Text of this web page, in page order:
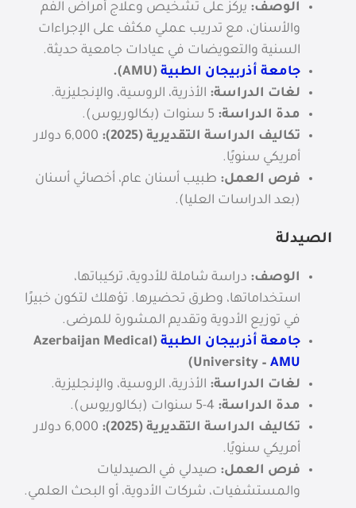
الوصف: يركز على تشخيص وعلاج أمراض الفم
والأسنان، مع تدريب عملي مكثف على الإجراءات
السنية والتعويضات في عيادات جامعية حديثة.
جامعة أذربيجان الطبية (AMU).
لغات الدراسة: الأذرية، الروسية، والإنجليزية.
مدة الدراسة:
تكاليف الدراسة التقديرية (2025):
6,000 دولار
أمريكي سنويًا.
فرص العمل: طبيب أسنان عام، أخصائي أسنان
(بعد الدراسات العليا).
الصيدلة
الوصف: دراسة شاملة للأدوية، تركيباتها،
استخداماتها، وطرق تحضيرها. تؤهلك لتكون خبيرًا
في توزيع الأدوية وتقديم المشورة للمرضى.
جامعة أذربيجان الطبية
(Azerbaijan Medical
University – AMU
)
لغات الدراسة: الأذرية، الروسية، والإنجليزية.
مدة الدراسة:
تكاليف الدراسة التقديرية (2025):
6,000 دولار
أمريكي سنويًا.
فرص العمل: صيدلي في الصيدليات
والمستشفيات، شركات الأدوية، أو البحث العلمي.